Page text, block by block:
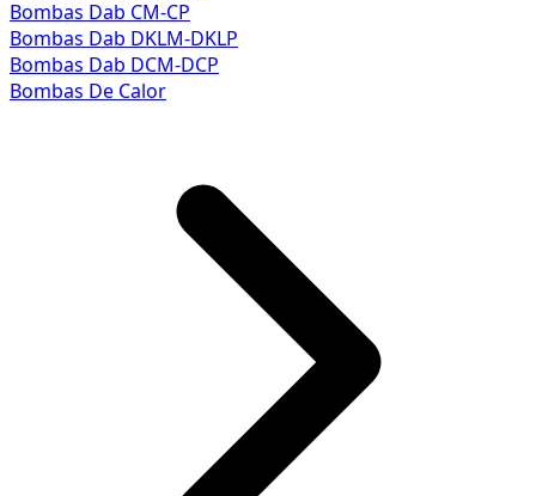
Bombas Dab CM-CP
Bombas Dab DKLM-DKLP
Bombas Dab DCM-DCP
Bombas De Calor